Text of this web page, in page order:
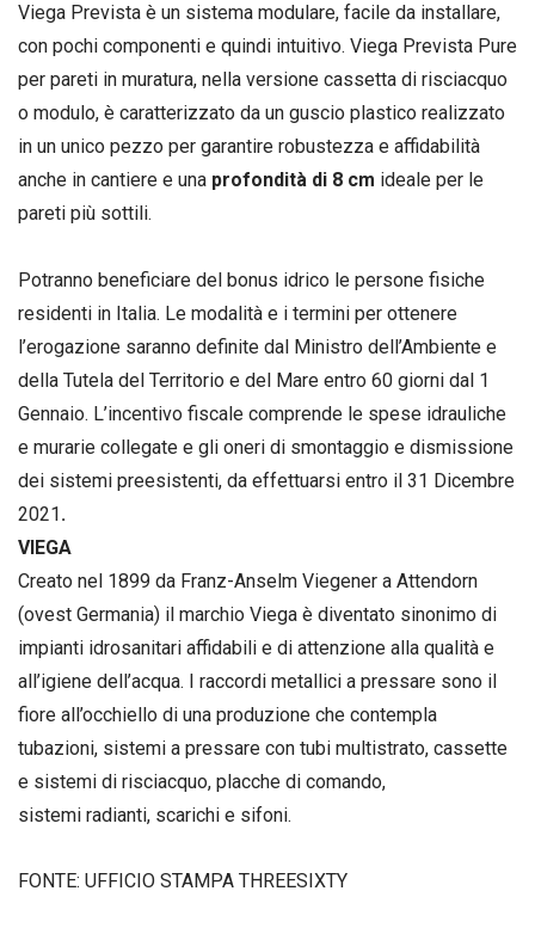
Viega Prevista è un sistema modulare, facile da installare,
con pochi componenti e quindi intuitivo. Viega Prevista Pure
per pareti in muratura, nella versione cassetta di risciacquo
o modulo, è caratterizzato da un guscio plastico realizzato
in un unico pezzo per garantire robustezza e affidabilità
anche in cantiere e una profondità di 8 cm ideale per le
pareti più sottili.
Potranno beneficiare del bonus idrico le persone fisiche
residenti in Italia. Le modalità e i termini per ottenere
l’erogazione saranno definite dal Ministro dell’Ambiente e
della Tutela del Territorio e del Mare entro 60 giorni dal 1
Gennaio. L’incentivo fiscale comprende le spese idrauliche
e murarie collegate e gli oneri di smontaggio e dismissione
dei sistemi preesistenti, da effettuarsi entro il 31 Dicembre
2021.
VIEGA
Creato nel 1899 da Franz-Anselm Viegener a Attendorn
(ovest Germania) il marchio Viega è diventato sinonimo di
impianti idrosanitari affidabili e di attenzione alla qualità e
all’igiene dell’acqua. I raccordi metallici a pressare sono il
fiore all’occhiello di una produzione che contempla
tubazioni, sistemi a pressare con tubi multistrato, cassette
e sistemi di risciacquo, placche di comando,
sistemi radianti, scarichi e sifoni.
FONTE: UFFICIO STAMPA THREESIXTY